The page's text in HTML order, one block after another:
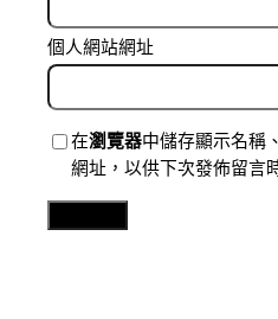
個人網站網址
在瀏覽器中儲存顯示名稱
網址，以供下次發佈留言